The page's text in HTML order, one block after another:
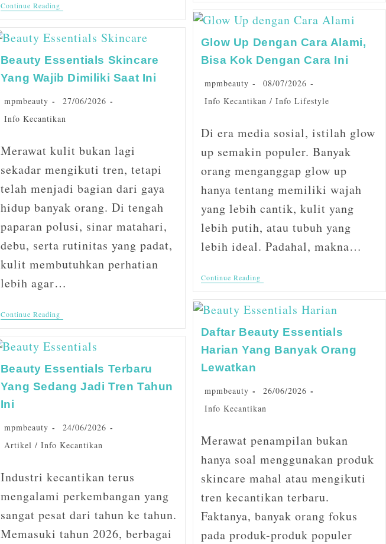
Continue Reading
Glow Up Dengan Cara Alami,
Bisa Kok Dengan Cara Ini
mpmbeauty
08/07/2026
Info Kecantikan / Info Lifestyle
Di era media sosial, istilah glow
up semakin populer. Banyak
orang menganggap glow up
hanya tentang memiliki wajah
yang lebih cantik, kulit yang
lebih putih, atau tubuh yang
lebih ideal. Padahal, makna…
Continue Reading
Beauty Essentials Skincare
Yang Wajib Dimiliki Saat Ini
mpmbeauty
27/06/2026
Info Kecantikan
Merawat kulit bukan lagi
sekadar mengikuti tren, tetapi
telah menjadi bagian dari gaya
hidup banyak orang. Di tengah
paparan polusi, sinar matahari,
debu, serta rutinitas yang padat,
kulit membutuhkan perhatian
lebih agar…
Continue Reading
Daftar Beauty Essentials
Harian Yang Banyak Orang
Lewatkan
mpmbeauty
26/06/2026
Info Kecantikan
Merawat penampilan bukan
hanya soal menggunakan produk
skincare mahal atau mengikuti
tren kecantikan terbaru.
Faktanya, banyak orang fokus
pada produk-produk populer
Beauty Essentials Terbaru
Yang Sedang Jadi Tren Tahun
Ini
mpmbeauty
24/06/2026
Artikel / Info Kecantikan
Industri kecantikan terus
mengalami perkembangan yang
sangat pesat dari tahun ke tahun.
Memasuki tahun 2026, berbagai